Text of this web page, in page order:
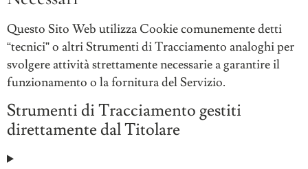
Questo Sito Web utilizza Cookie comunemente detti
“tecnici” o altri Strumenti di Tracciamento analoghi per
svolgere attività strettamente necessarie a garantire il
funzionamento o la fornitura del Servizio.
Strumenti di Tracciamento gestiti
direttamente dal Titolare